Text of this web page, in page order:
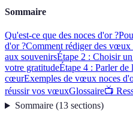
Sommaire
Qu'est-ce que des noces d'or ?
d'or ?Comment rédiger des vœux
aux souvenirsÉtape 2 : Choisir
votre gratitudeÉtape 4 : Parler de
cœurExemples de vœux noces
réussir vos vœuxGlossaire📺
Sommaire(13 sections)